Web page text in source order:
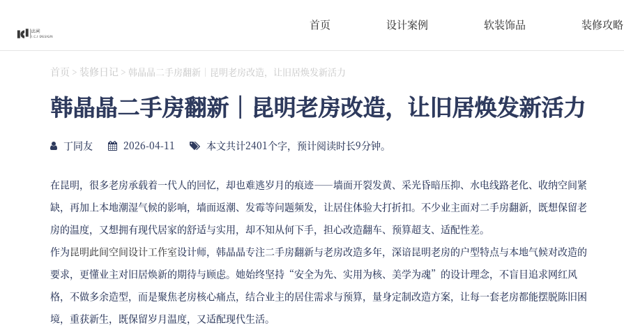
首页 设计案例 软装饰品 装修攻略
首页 > 装修日记 > 韩晶晶二手房翻新｜昆明老房改造，让旧居焕发新活力
韩晶晶二手房翻新｜昆明老房改造，让旧居焕发新活力
丁同友 2026-04-11 本文共计2401个字，预计阅读时长9分钟。
在昆明，很多老房承载着一代人的回忆，却也难逃岁月的痕迹——墙面开裂发黄、采光昏暗压抑、水电线路老化、收纳空间紧
缺，再加上本地潮湿气候的影响，墙面返潮、发霉等问题频发，让居住体验大打折扣。不少业主面对二手房翻新，既想保留老
房的温度，又想拥有现代居家的舒适与实用，却不知从何下手，担心改造翻车、预算超支、适配性差。
作为昆明此间空间设计工作室设计师，韩晶晶专注二手房翻新与老房改造多年，深谙昆明老房的户型特点与本地气候对改造的
要求，更懂业主对旧居焕新的期待与顾虑。她始终坚持“安全为先、实用为核、美学为魂”的设计理念，不盲目追求网红风
格，不做多余造型，而是聚焦老房核心痛点，结合业主的居住需求与预算，量身定制改造方案，让每一套老房都能摆脱陈旧困
境，重获新生，既保留岁月温度，又适配现代生活。